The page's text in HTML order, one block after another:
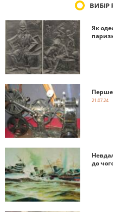
ВИБІР
Як
Перше
21.07.24
до